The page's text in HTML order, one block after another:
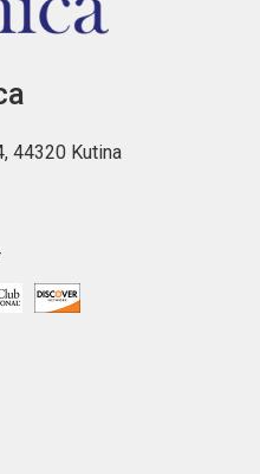
44320 Kutina